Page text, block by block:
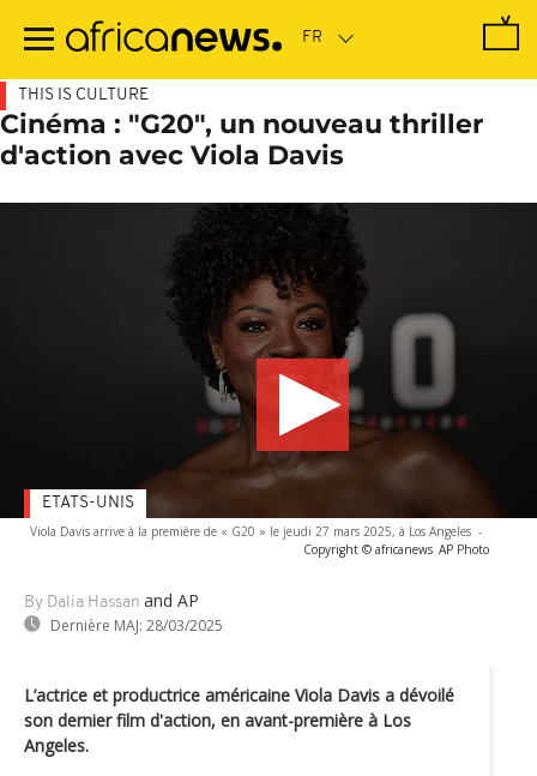
contenu
THIS IS CULTURE
Cinéma : "G20", un nouveau thriller
d'action avec Viola Davis
Viola Davis arrive à la première de « G20 » le jeudi 27 mars 2025, à Los Angeles -
Copyright © africanews AP Photo
By Dalia Hassan and AP
Dernière MAJ: 28/03/2025
ETATS-UNIS
L’actrice et productrice américaine Viola Davis a dévoilé
son dernier film d'action, en avant-première à Los
Angeles.